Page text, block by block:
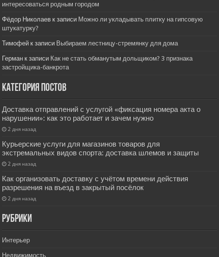
интересоваться родным городом
Фёдор Николаев к записи Можно ли укладывать плитку на гипсовую
штукатурку?
Тимофей к записи Выбираем лестницу-стремянку для дома
Герман к записи Как не стать обманутым дольщиком? 3 признака
застройщика-банкрота
Категория постов
Доставка отправлений с услугой «фиксация номера акта о
нарушении»: как это работает и зачем нужно
2 дня назад
Курьерские услуги для магазинов товаров для
экстремальных видов спорта: доставка шлемов и защиты
2 дня назад
Как организовать доставку с учётом времени действия
разрешения на въезд в закрытый посёлок
2 дня назад
РУбрики
Интерьер
Недвижимость